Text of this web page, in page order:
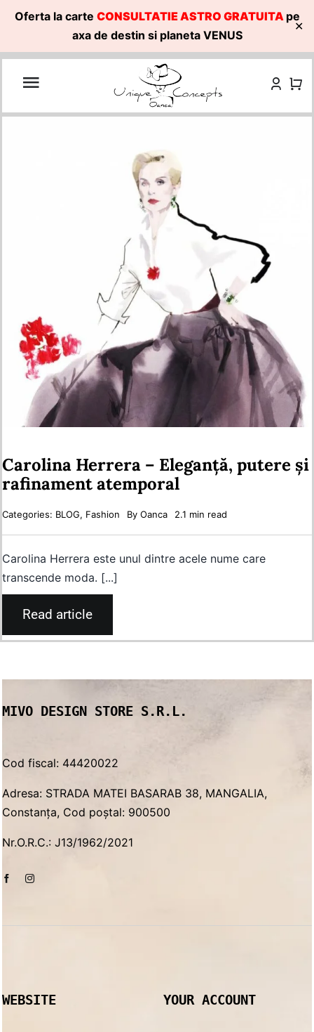
Oferta la carte CONSULTATIE ASTRO GRATUITA pe
axa de destin si planeta VENUS
✕
Skip
Carolina Herrera – Eleganță, putere și
rafinament atemporal
Categories: BLOG, Fashion By Oanca 2.1 min read
Carolina Herrera este unul dintre acele nume care
transcende moda. [...]
Read article
MIVO DESIGN STORE S.R.L.
Cod fiscal: 44420022
Adresa: STRADA MATEI BASARAB 38, MANGALIA,
Constanța, Cod poștal: 900500
Nr.O.R.C.: J13/1962/2021
WEBSITE YOUR ACCOUNT